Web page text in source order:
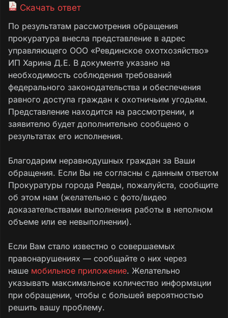
Скачать ответ
По результатам рассмотрения обращения
прокуратура внесла представление в адрес
управляющего ООО «Ревдинское охотхозяйство»
ИП Харина Д.Е. В документе указано на
необходимость соблюдения требований
федерального законодательства и обеспечения
равного доступа граждан к охотничьим угодьям.
Представление находится на рассмотрении, и
заявителю будет дополнительно сообщено о
результатах его исполнения.
Благодарим неравнодушных граждан за Ваши
обращения. Если Вы не согласны с данным ответом
Прокуратуры города Ревды, пожалуйста, сообщите
об этом нам (желательно с фото/видео
доказательствами выполнения работы в неполном
объеме или ее невыполнении).
Если Вам стало известно о совершаемых
правонарушениях — сообщайте о них через
наше мобильное приложение. Желательно
указывать максимальное количество информации
при обращении, чтобы с большей вероятностью
решить вашу проблему.